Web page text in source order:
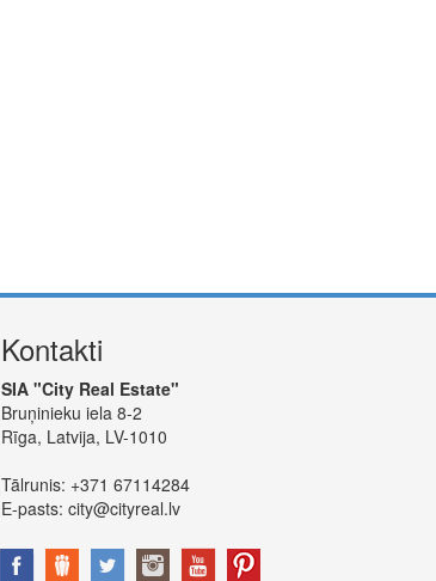
Kontakti
SIA "City Real Estate"
Bruņinieku iela 8-2
Rīga, Latvija, LV-1010
Tālrunis: +371 67114284
E-pasts: city@cityreal.lv